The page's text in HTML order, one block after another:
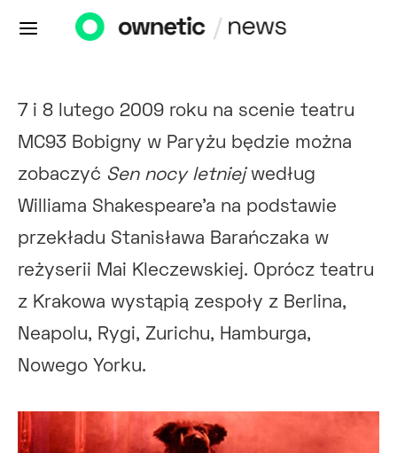
7 i 8 lutego 2009 roku na scenie teatru
MC93 Bobigny w Paryżu będzie można
zobaczyć Sen nocy letniejwedług
Williama Shakespeare’a na podstawie
przekładu Stanisława Barańczaka w
reżyserii Mai Kleczewskiej. Oprócz teatru
z Krakowa wystąpią zespoły z Berlina,
Neapolu, Rygi, Zurichu, Hamburga,
Nowego Yorku.